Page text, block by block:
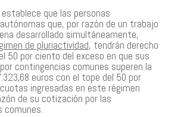
que las personas
que, por razón de un trabajo
desarrollado simultáneamente,
de pluriactividad, tendrán derecho
50 por ciento del exceso en que sus
contingencias comunes superen la
euros con el tope del 50 por
ingresadas en este régimen
de su cotización por las
comunes.